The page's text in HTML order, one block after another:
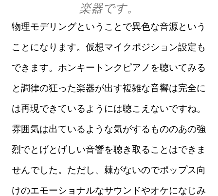
楽器です。
物理モデリングということで異色な音源という
ことになります。仮想マイクポジション設定も
できます。ホンキートンクピアノを聴いてみる
と調律の狂った楽器が出す複雑な音響は完全に
は再現できているようには聴こえないですね。
雰囲気は出ているような気がするもののあの強
烈でとげとげしい音響を聴き取ることはできま
せんでした。ただし、棘がないのでポップス向
けのエモーショナルなサウンドやオケになじみ